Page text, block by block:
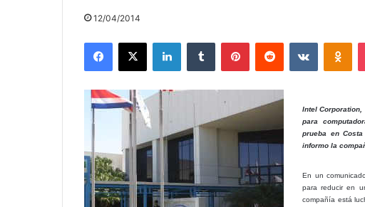
12/04/2014
Facebook
X LinkedInTumblr PinterestReddit VKontakte
Intel
para
prueba en
informo la
En un
para reducir en
compañía está